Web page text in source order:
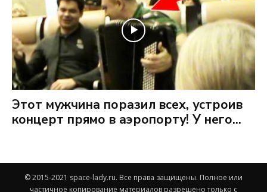
Этот мужчина поразил всех, устроив
концерт прямо в аэропорту! У него...
© 2015-2021 space-lady.ru. Все права защищены. Полное или
частичное копирование материалов разрешено только с